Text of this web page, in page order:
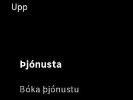
Upp
Þjónusta
Bóka þjónustu